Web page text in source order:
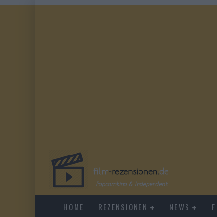
HOME REZENSIONEN NEWS
EVERYTIME